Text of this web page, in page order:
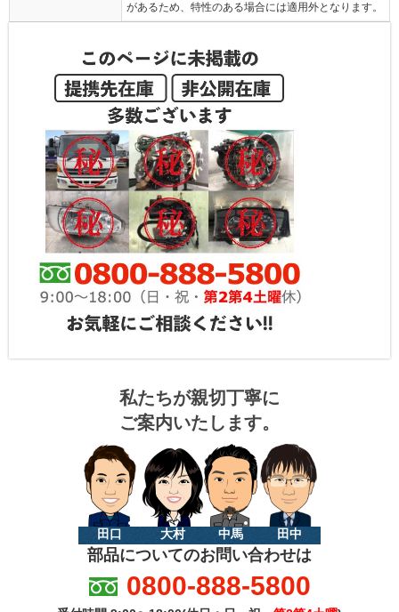
があるため、特性のある場合には適用外となります。
私たちが親切丁寧に
ご案内いたします。
田口 大村 中馬 田中
部品についてのお問い合わせは
0800-888-5800